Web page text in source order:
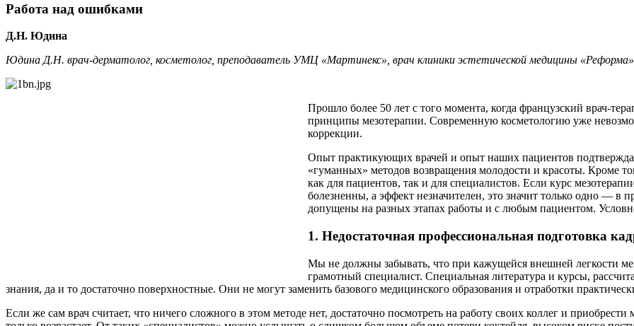
Работа над ошибками
Д.Н. Юдина
Юдина Д.Н. врач-дерматолог, косметолог, преподаватель УМЦ «Мартинекс», врач клиники эстетической медицины
Прошло более 50 лет с того момента, когда французский врач-
принципы мезотерапии. Современную косметологию уже
коррекции.
Опыт практикующих врачей и опыт наших пациентов
«гуманных» методов возвращения молодости и красоты. Кроме
как для пациентов, так и для специалистов. Если курс
болезненны, а эффект незначителен, это значит только одно —
допущены на разных этапах работы и с любым пациентом.
1. Недостаточная профессиональная подготовка
Мы не должны забывать, что при кажущейся внешней легкости
грамотный специалист. Специальная литература и курсы,
знания, да и то достаточно поверхностные. Они не могут заменить базового медицинского образования и отработки
Если же сам врач считает, что ничего сложного в этом методе нет, достаточно посмотреть на работу своих коллег и